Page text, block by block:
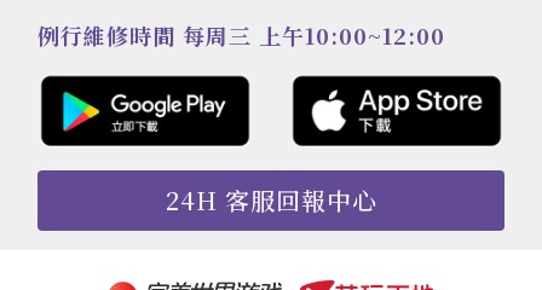
例行維修時間 每周三 上午10:00~12:00
24H 客服回報中心